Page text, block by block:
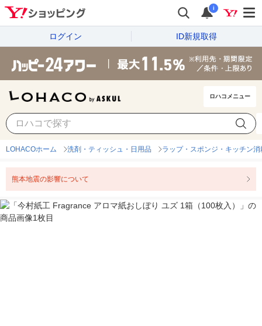
i
ログイン ID新規取得
ロハコメニュー
LOHACOホーム 洗剤・ティッシュ・日用品 ラップ・スポンジ・キッチン消
熊本地震の影響について